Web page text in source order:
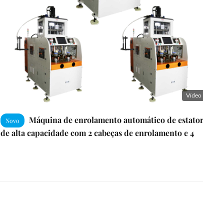
Vídeo
Novo
Máquina de enrolamento automático de
de alta capacidade com 2 cabeças de enrolamento e 4